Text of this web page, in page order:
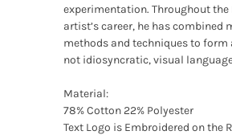
experimentation. Throughout the
artist’s career, he has combined
methods and techniques to form
not idiosyncratic, visual
Material:
78% Cotton 22% Polyester
Text Logo is Embroidered on the